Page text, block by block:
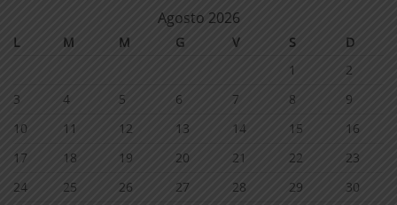
Agosto 2026
L M M G V S
D
1
2
3
4 5 6 7 8
9
10
11 12 13 14 15
16
17
18 19 20 21 22
23
24
25 26 27 28 29
30